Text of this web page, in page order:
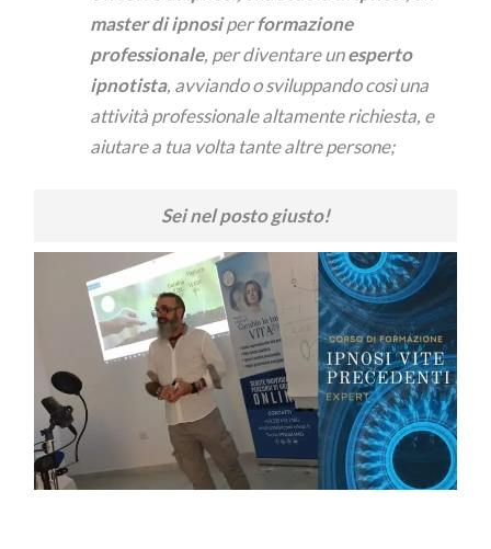
master di ipnosiperformazione
professionale, per diventare unesperto
ipnotista, avviando o sviluppando così una
attività professionale altamente richiesta, e
aiutare a tua volta tante altre persone;
Sei nel posto giusto!